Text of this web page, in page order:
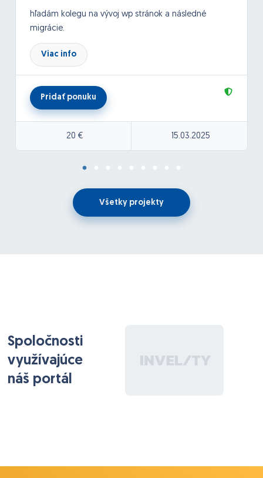
hľadám kolegu na vývoj wp stránok a následné
migrácie.
cena: 20€/hodina
Migráciu by ste pokrývali len po technickej stránke.
paušálne 35€, prípadne dohodou.
Viac info
Pridať ponuku
20 € 15.03.2025
Všetky projekty
Spoločnosti
využívajúce
náš portál